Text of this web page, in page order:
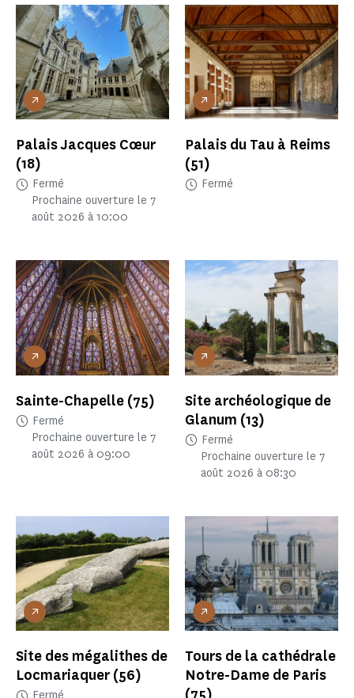
Palais Jacques Cœur
(18)
Fermé
Prochaine ouverture le 7
août 2026 à 10:00
Palais du Tau à Reims
(51)
Fermé
Sainte-Chapelle (75)
Fermé
Prochaine ouverture le 7
août 2026 à 09:00
Site archéologique de
Glanum (13)
Fermé
Prochaine ouverture le 7
août 2026 à 08:30
Site des mégalithes de
Locmariaquer (56)
Tours de la cathédrale
Notre-Dame de Paris